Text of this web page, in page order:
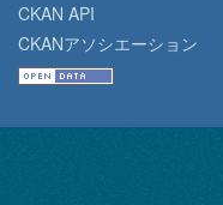
CKAN API
CKANアソシエーション